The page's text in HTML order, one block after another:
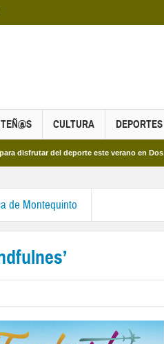
CULTURA DEPORTES
del deporte este verano en Dos Hermanas
de Montequinto